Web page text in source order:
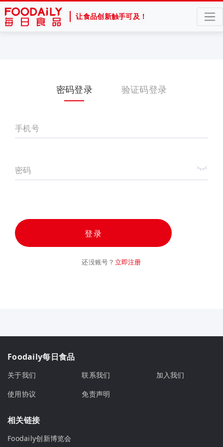
让食品创新触手可及！
密码登录 验证码登录
手机号
密码
登录
还没账号？ 立即注册
Foodaily每日食品
关于我们 联系我们
加入我们
使用协议
免责声明
相关链接
Foodaily创新博览会